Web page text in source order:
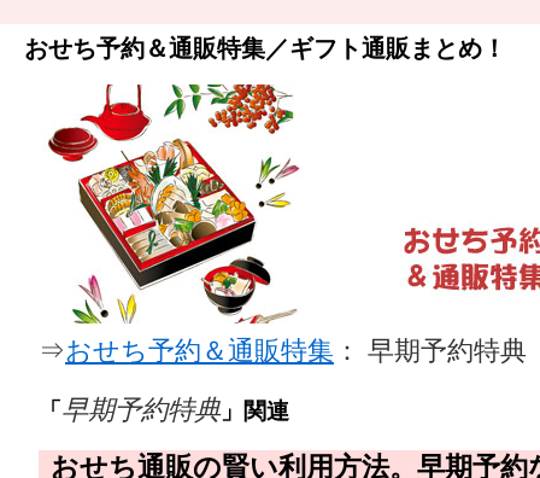
おせち予約＆通販特集／ギフト通販まとめ！
⇒おせち予約＆通販特集 ： 早期予約特典
「 早期予約特典」関連
おせち通販の賢い利用方法。早期予約